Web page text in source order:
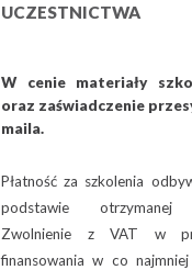
UCZESTNICTWA
W cenie materiały
oraz zaświadczenie
maila.
Płatność za szkolenia
podstawie otrzymanej
Zwolnienie z VAT w
finansowania w co